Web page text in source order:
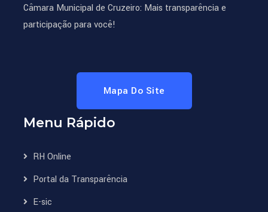
Câmara Municipal de Cruzeiro: Mais transparência e
participação para você!
Mapa Do Site
Menu Rápido
RH Online
Portal da Transparência
E-sic